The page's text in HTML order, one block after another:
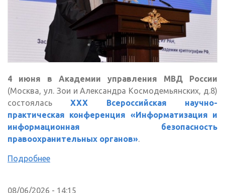
4 июня в Академии управления МВД России
(Москва, ул. Зои и Александра Космодемьянских, д.8)
состояласьXXX Всероссийская научно-
практическая конференция «Информатизация и
информационная безопасность
правоохранительных органов».
Подробнее
08/06/2026 - 14:15